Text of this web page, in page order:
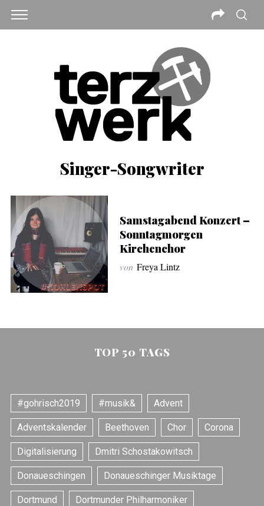
Singer-Songwriter
Samstagabend Konzert –
Sonntagmorgen
Kirchenchor
von Freya Lintz
TOP 50 TAGS
#gohrisch2019 #musik& Advent
Adventskalender Beethoven Chor Corona
Digitalisierung Dmitri Schostakowitsch
Donaueschingen Donaueschinger Musiktage
Dortmund Dortmunder Philharmoniker